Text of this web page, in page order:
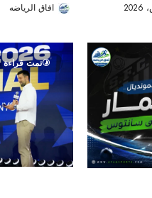
افاق الرياضه
تمت قراءة 1 دقيقة